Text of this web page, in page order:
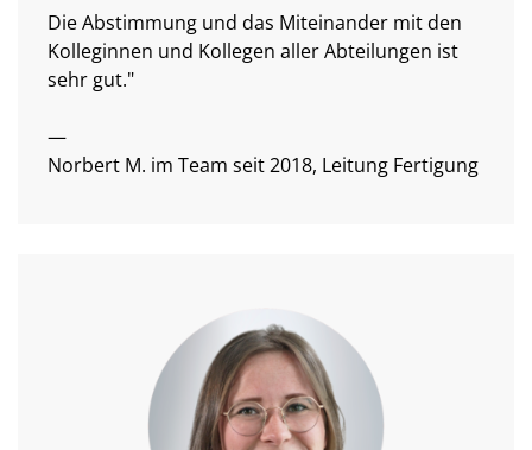
Die Abstimmung und das Miteinander mit den
Kolleginnen und Kollegen aller Abteilungen ist
sehr gut."
—
Norbert M. im Team seit 2018, Leitung Fertigung